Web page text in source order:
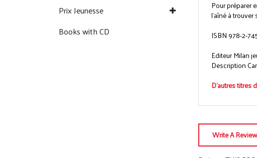
Prix Jeunesse
Books with CD
Pour préparer
l'aîné à trouver
ISBN 978-2-
Editeur Milan
Description
D'autres titres
Write A Review